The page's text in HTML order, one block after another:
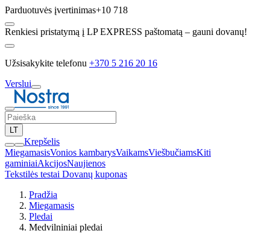
Parduotuvės įvertinimas+10 718
Renkiesi pristatymą į LP EXPRESS paštomatą – gauni dovanų!
Užsisakykite telefonu +370 5 216 20 16
Verslui
LT
Krepšelis
MiegamasisVonios kambarysVaikamsViešbučiamsKiti
gaminiaiAkcijosNaujienos
Tekstilės testai Dovanų kuponas
Pradžia
Miegamasis
Pledai
Medvilniniai pledai